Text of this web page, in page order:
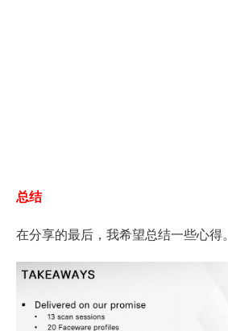
总结
在分享的最后，我希望总结一些心得。